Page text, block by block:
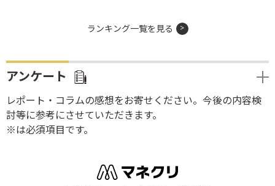
ランキング一覧を見る
アンケート
レポート・コラムの感想をお寄せください。今後の内容検
討等に参考にさせていただきます。
※は必須項目です。